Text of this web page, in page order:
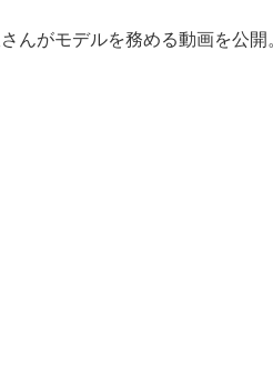
んがモデルを務める動画を公